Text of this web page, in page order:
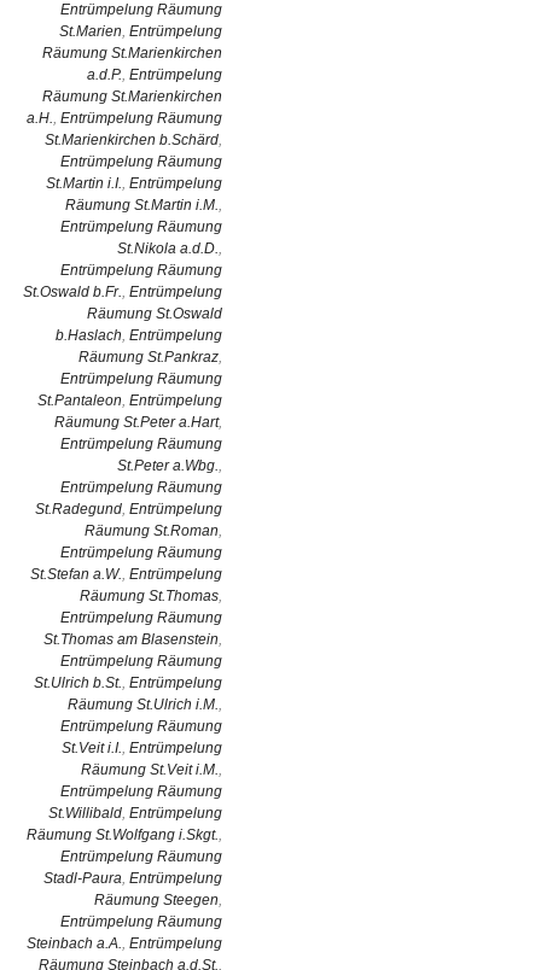
Entrümpelung Räumung
St.Marien, Entrümpelung
Räumung St.Marienkirchen
a.d.P., Entrümpelung
Räumung St.Marienkirchen
a.H., Entrümpelung Räumung
St.Marienkirchen b.Schärd,
Entrümpelung Räumung
St.Martin i.I., Entrümpelung
Räumung St.Martin i.M.,
Entrümpelung Räumung
St.Nikola a.d.D.,
Entrümpelung Räumung
St.Oswald b.Fr., Entrümpelung
Räumung St.Oswald
b.Haslach, Entrümpelung
Räumung St.Pankraz,
Entrümpelung Räumung
St.Pantaleon, Entrümpelung
Räumung St.Peter a.Hart,
Entrümpelung Räumung
St.Peter a.Wbg.,
Entrümpelung Räumung
St.Radegund, Entrümpelung
Räumung St.Roman,
Entrümpelung Räumung
St.Stefan a.W., Entrümpelung
Räumung St.Thomas,
Entrümpelung Räumung
St.Thomas am Blasenstein,
Entrümpelung Räumung
St.Ulrich b.St., Entrümpelung
Räumung St.Ulrich i.M.,
Entrümpelung Räumung
St.Veit i.I., Entrümpelung
Räumung St.Veit i.M.,
Entrümpelung Räumung
St.Willibald, Entrümpelung
Räumung St.Wolfgang i.Skgt.,
Entrümpelung Räumung
Stadl-Paura, Entrümpelung
Räumung Steegen,
Entrümpelung Räumung
Steinbach a.A., Entrümpelung
Räumung Steinbach a.d.St.,